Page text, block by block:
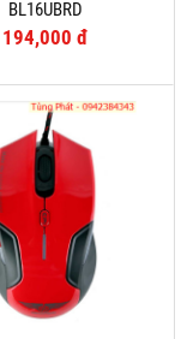
BL16UBRD
194,000 đ